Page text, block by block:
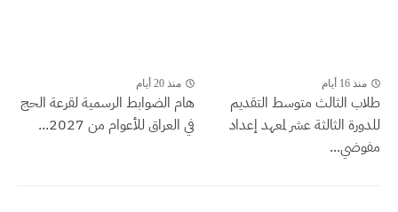
منذ 16 أيام
طلاب الثالث متوسط التقديم
للدورة الثالثة عشر لمعهد إعداد
مفوضي...
منذ 20 أيام
هام الضوابط الرسمية لقرعة الحج
في العراق للأعوام من 2027...